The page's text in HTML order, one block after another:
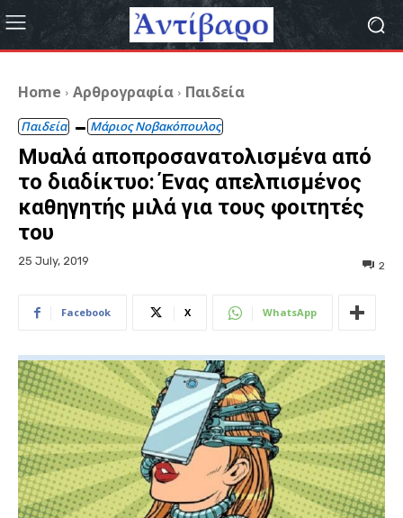
Home Αρθρογραφία Παιδεία
Παιδεία Μάριος Νοβακόπουλος
Μυαλά αποπροσανατολισμένα από
το διαδίκτυο: Ένας απελπισμένος
καθηγητής μιλά για τους φοιτητές
του
25 July, 2019 2
Facebook X WhatsApp